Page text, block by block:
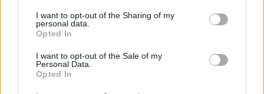
not limited to your visit or usage behaviour. You may click to
grant or deny consent to Google and its third-party tags to
use your data for below specified purposes in below Google
consent section.
I want to opt-out of the Sharing of my
personal data.
Opted In
I want to opt-out of the Sale of my
Personal Data.
Opted In
komoly munka, még az ötperces jelenet is. Egy-egy
előadás 10-15 km-es futásnak felel meg.
figyelmét. Rutinból nem szabad játszani, az
önmagáért való, öncélú technikai elemek
mutogatásának akkor sem látom értelmét, ha